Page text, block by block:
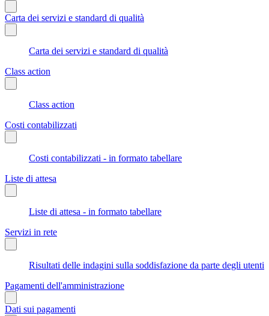
Carta dei servizi e standard di qualità
Carta dei servizi e standard di qualità
Class action
Class action
Costi contabilizzati
Costi contabilizzati - in formato tabellare
Liste di attesa
Liste di attesa - in formato tabellare
Servizi in rete
Risultati delle indagini sulla soddisfazione da parte degli utenti
Pagamenti dell'amministrazione
Dati sui pagamenti